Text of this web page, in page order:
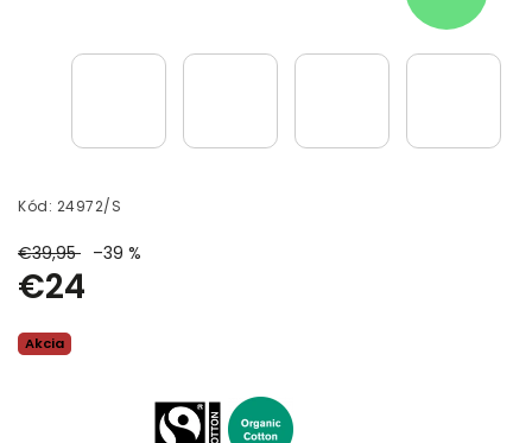
Kód: 24972/S
€39,95 –39 %
€24
Akcia